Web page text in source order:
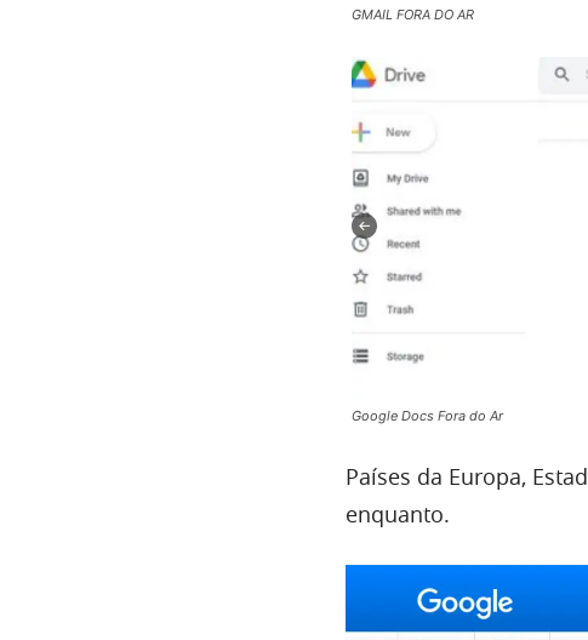
GMAIL FORA DO AR
Google Docs Fora do Ar
Países da Europa,
enquanto.